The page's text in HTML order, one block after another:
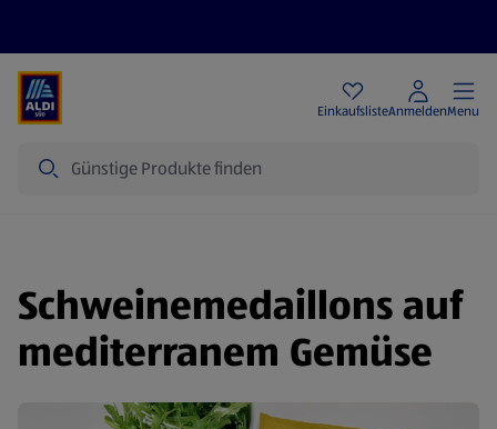
EinkaufslisteAnmeldenMenu
Schweinemedaillons auf
mediterranem Gemüse